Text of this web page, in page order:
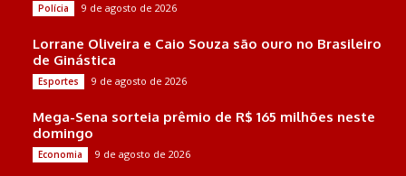
Polícia 9 de agosto de 2026
Lorrane Oliveira e Caio Souza são ouro no Brasileiro
de Ginástica
Esportes 9 de agosto de 2026
Mega-Sena sorteia prêmio de R$ 165 milhões neste
domingo
Economia 9 de agosto de 2026